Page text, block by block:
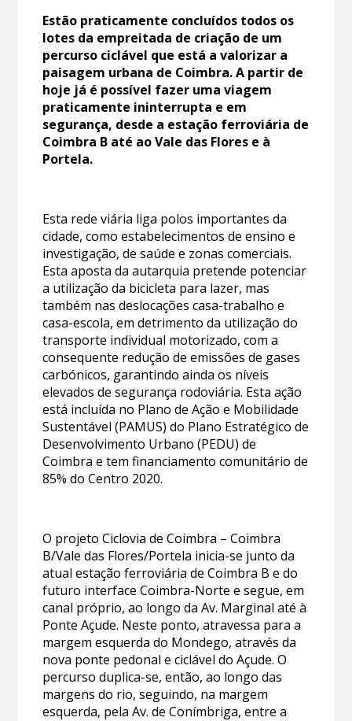
Estão praticamente concluídos todos os
lotes da empreitada de criação de um
percurso ciclável que está a valorizar a
paisagem urbana de Coimbra. A partir de
hoje já é possível fazer uma viagem
praticamente ininterrupta e em
segurança, desde a estação ferroviária de
Coimbra B até ao Vale das Flores e à
Portela.
Esta rede viária liga polos importantes da
cidade, como estabelecimentos de ensino e
investigação, de saúde e zonas comerciais.
Esta aposta da autarquia pretende potenciar
a utilização da bicicleta para lazer, mas
também nas deslocações casa-trabalho e
casa-escola, em detrimento da utilização do
transporte individual motorizado, com a
consequente redução de emissões de gases
carbónicos, garantindo ainda os níveis
elevados de segurança rodoviária. Esta ação
está incluída no Plano de Ação e Mobilidade
Sustentável (PAMUS) do Plano Estratégico de
Desenvolvimento Urbano (PEDU) de
Coimbra e tem financiamento comunitário de
85% do Centro 2020.
O projeto Ciclovia de Coimbra – Coimbra
B/Vale das Flores/Portela inicia-se junto da
atual estação ferroviária de Coimbra B e do
futuro interface Coimbra-Norte e segue, em
canal próprio, ao longo da Av. Marginal até à
Ponte Açude. Neste ponto, atravessa para a
margem esquerda do Mondego, através da
nova ponte pedonal e ciclável do Açude. O
percurso duplica-se, então, ao longo das
margens do rio, seguindo, na margem
esquerda, pela Av. de Conímbriga, entre a